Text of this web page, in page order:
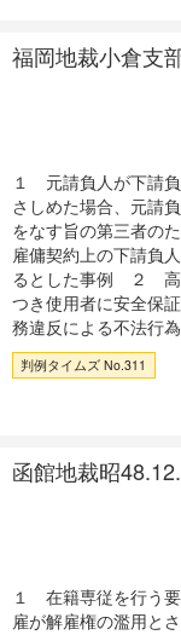
福岡地裁小倉支
１ 元請負人が下請
さしめた場合、元請
をなす旨の第三者の
雇傭契約上の下請負
るとした事例 ２ 高
つき使用者に安全保
務違反による不法行
判例タイムズ No.311
函館地裁昭
１ 在籍専従を行う
雇が解雇権の濫用と